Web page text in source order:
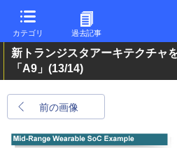
カテゴリ 過去記事
新トランジスタアーキテクチャ
「A9」 (13/14)
前の画像